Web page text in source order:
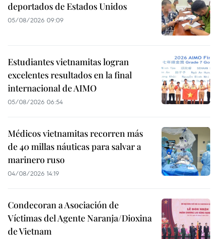
deportados de Estados Unidos
05/08/2026 09:09
Estudiantes vietnamitas logran
excelentes resultados en la final
internacional de AIMO
05/08/2026 06:54
Médicos vietnamitas recorren más
de 40 millas náuticas para salvar a
marinero ruso
04/08/2026 14:19
Condecoran a Asociación de
Víctimas del Agente Naranja/Dioxina
de Vietnam